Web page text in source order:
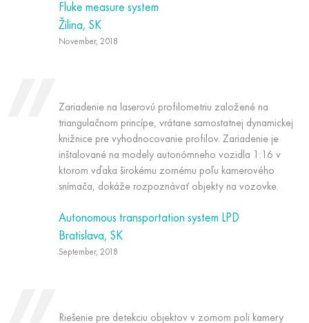
Fluke measure system
Žilina, SK
November, 2018
Zariadenie na laserovú profilometriu založené na
triangulačnom princípe, vrátane samostatnej dynamickej
knižnice pre vyhodnocovanie profilov. Zariadenie je
inštalované na modely autonómneho vozidla 1:16 v
ktorom vďaka širokému zornému poľu kamerového
snímača, dokáže rozpoznávať objekty na vozovke.
Autonomous transportation system LPD
Bratislava, SK
September, 2018
Riešenie pre detekciu objektov v zornom poli kamery